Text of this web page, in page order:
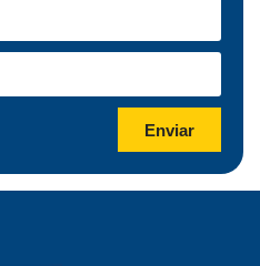
Enviar